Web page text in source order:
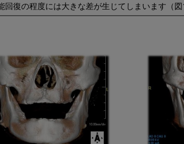
（最
終
れ
ぞ
れ
の“全
部
床
義